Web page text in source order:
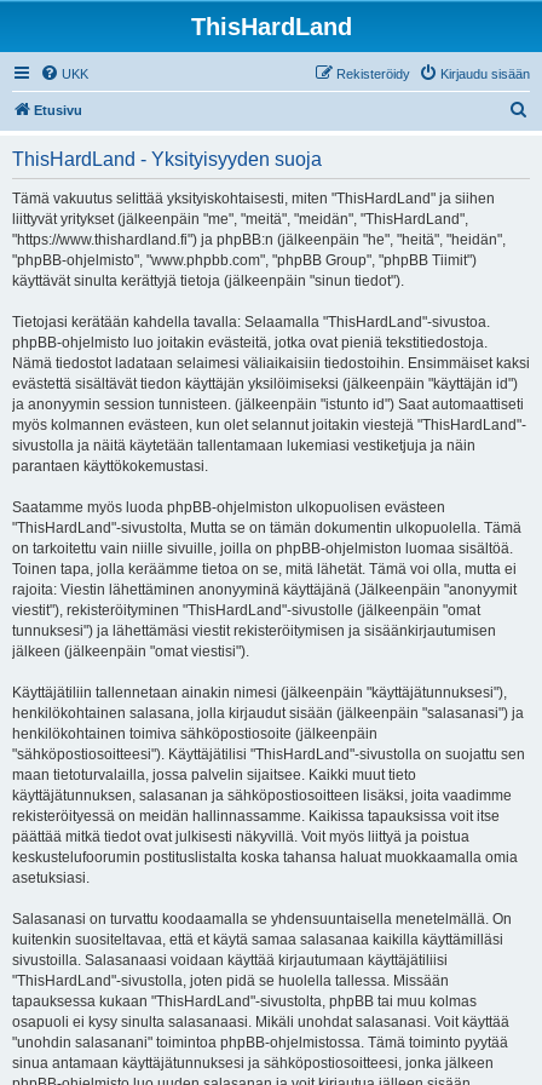
ThisHardLand
UKK Kirjaudu sisään
Rekisteröidy
Etusivu
ThisHardLand - Yksityisyyden suoja
Tämä vakuutus selittää yksityiskohtaisesti, miten "ThisHardLand" ja siihen
liittyvät yritykset (jälkeenpäin "me", "meitä", "meidän", "ThisHardLand",
"https://www.thishardland.fi") ja phpBB:n (jälkeenpäin "he", "heitä", "heidän",
"phpBB-ohjelmisto", "www.phpbb.com", "phpBB Group", "phpBB Tiimit")
käyttävät sinulta kerättyjä tietoja (jälkeenpäin "sinun tiedot").
Tietojasi kerätään kahdella tavalla: Selaamalla "ThisHardLand"-sivustoa.
phpBB-ohjelmisto luo joitakin evästeitä, jotka ovat pieniä tekstitiedostoja.
Nämä tiedostot ladataan selaimesi väliaikaisiin tiedostoihin. Ensimmäiset kaksi
evästettä sisältävät tiedon käyttäjän yksilöimiseksi (jälkeenpäin "käyttäjän id")
ja anonyymin session tunnisteen. (jälkeenpäin "istunto id") Saat automaattiseti
myös kolmannen evästeen, kun olet selannut joitakin viestejä "ThisHardLand"-
sivustolla ja näitä käytetään tallentamaan lukemiasi vestiketjuja ja näin
parantaen käyttökokemustasi.
Saatamme myös luoda phpBB-ohjelmiston ulkopuolisen evästeen
"ThisHardLand"-sivustolta, Mutta se on tämän dokumentin ulkopuolella. Tämä
on tarkoitettu vain niille sivuille, joilla on phpBB-ohjelmiston luomaa sisältöä.
Toinen tapa, jolla keräämme tietoa on se, mitä lähetät. Tämä voi olla, mutta ei
rajoita: Viestin lähettäminen anonyyminä käyttäjänä (Jälkeenpäin "anonyymit
viestit"), rekisteröityminen "ThisHardLand"-sivustolle (jälkeenpäin "omat
tunnuksesi") ja lähettämäsi viestit rekisteröitymisen ja sisäänkirjautumisen
jälkeen (jälkeenpäin "omat viestisi").
Käyttäjätiliin tallennetaan ainakin nimesi (jälkeenpäin "käyttäjätunnuksesi"),
henkilökohtainen salasana, jolla kirjaudut sisään (jälkeenpäin "salasanasi") ja
henkilökohtainen toimiva sähköpostiosoite (jälkeenpäin
"sähköpostiosoitteesi"). Käyttäjätilisi "ThisHardLand"-sivustolla on suojattu sen
maan tietoturvalailla, jossa palvelin sijaitsee. Kaikki muut tieto
käyttäjätunnuksen, salasanan ja sähköpostiosoitteen lisäksi, joita vaadimme
rekisteröityessä on meidän hallinnassamme. Kaikissa tapauksissa voit itse
päättää mitkä tiedot ovat julkisesti näkyvillä. Voit myös liittyä ja poistua
keskustelufoorumin postituslistalta koska tahansa haluat muokkaamalla omia
asetuksiasi.
Salasanasi on turvattu koodaamalla se yhdensuuntaisella menetelmällä. On
kuitenkin suositeltavaa, että et käytä samaa salasanaa kaikilla käyttämilläsi
sivustoilla. Salasanaasi voidaan käyttää kirjautumaan käyttäjätiliisi
"ThisHardLand"-sivustolla, joten pidä se huolella tallessa. Missään
tapauksessa kukaan "ThisHardLand"-sivustolta, phpBB tai muu kolmas
osapuoli ei kysy sinulta salasanaasi. Mikäli unohdat salasanasi. Voit käyttää
"unohdin salasanani" toimintoa phpBB-ohjelmistossa. Tämä toiminto pyytää
sinua antamaan käyttäjätunnuksesi ja sähköpostiosoitteesi, jonka jälkeen